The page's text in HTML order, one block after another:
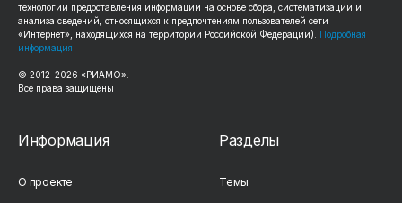
технологии предоставления информации на основе сбора, систематизации и
анализа сведений, относящихся к предпочтениям пользователей сети
«Интернет», находящихся на территории Российской Федерации). Подробная
информация
© 2012-2026 «РИАМО».
Все права защищены
Информация
О проекте
Разделы
Темы